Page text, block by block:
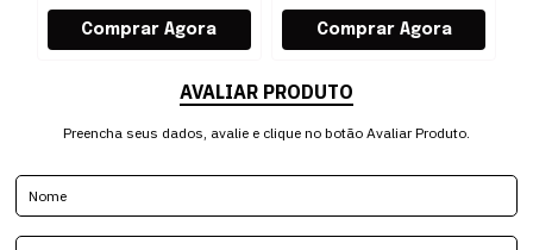
AVALIAR PRODUTO
Preencha seus dados, avalie e clique no botão Avaliar Produto.